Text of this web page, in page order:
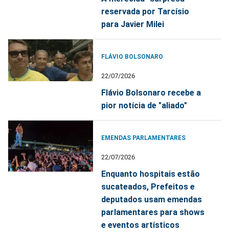
reservada por Tarcísio
para Javier Milei
FLÁVIO BOLSONARO
22/07/2026
Flávio Bolsonaro recebe a
pior notícia de "aliado"
EMENDAS PARLAMENTARES
22/07/2026
Enquanto hospitais estão
sucateados, Prefeitos e
deputados usam emendas
parlamentares para shows
e eventos artísticos